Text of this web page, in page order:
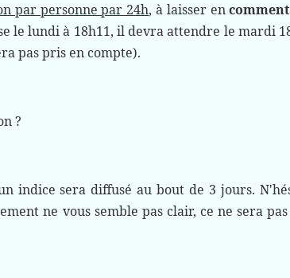
par personne par 24h, à laisser en
le lundi à 18h11, il devra attendre le mardi
pas pris en compte).
?
indice sera diffusé au bout de 3 jours.
ne vous semble pas clair, ce ne sera